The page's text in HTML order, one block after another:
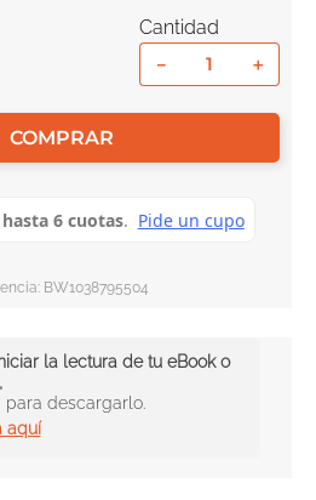
Cantidad
＋
－
COMPRAR
: BW1038795504
la lectura de tu eBook o
para descargarlo.
aquí